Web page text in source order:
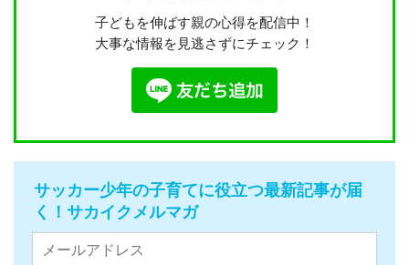
子どもを伸ばす親の心得を配信中！
大事な情報を見逃さずにチェック！
サッカー少年の子育てに役立つ最新記事が届
く！サカイクメルマガ